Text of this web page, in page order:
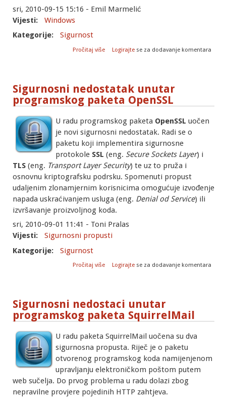
sri, 2010-09-15 15:16 - Emil Marmelić
Vijesti:
Windows
Kategorije:
Sigurnost
Pročitaj više
o Nove zakrpe za Microsoft proizvode
Logirajte se za dodavanje komentara
Sigurnosni nedostatak unutar
programskog paketa OpenSSL
U radu programskog paketa OpenSSL uočen
je novi sigurnosni nedostatak. Radi se o
paketu koji implementira sigurnosne
protokole SSL (eng. Secure Sockets Layer) i
TLS (eng. Transport Layer Security) te uz to pruža i
osnovnu kriptografsku podrsku. Spomenuti propust
udaljenim zlonamjernim korisnicima omogućuje izvođenje
napada uskraćivanjem usluga (eng. Denial od Service) ili
izvršavanje proizvoljnog koda.
sri, 2010-09-01 11:41 - Toni Pralas
Vijesti:
Sigurnosni propusti
Kategorije:
Sigurnost
Pročitaj više
o Sigurnosni nedostatak unutar
Logirajte se za dodavanje komentara
Sigurnosni nedostaci unutar
programskog paketa SquirrelMail
U radu paketa SquirrelMail uočena su dva
sigurnosna propusta. Riječ je o paketu
otvorenog programskog koda namijenjenom
upravljanju elektroničkom poštom putem
web sučelja. Do prvog problema u radu dolazi zbog
nepravilne provjere pojedinih HTTP zahtjeva.